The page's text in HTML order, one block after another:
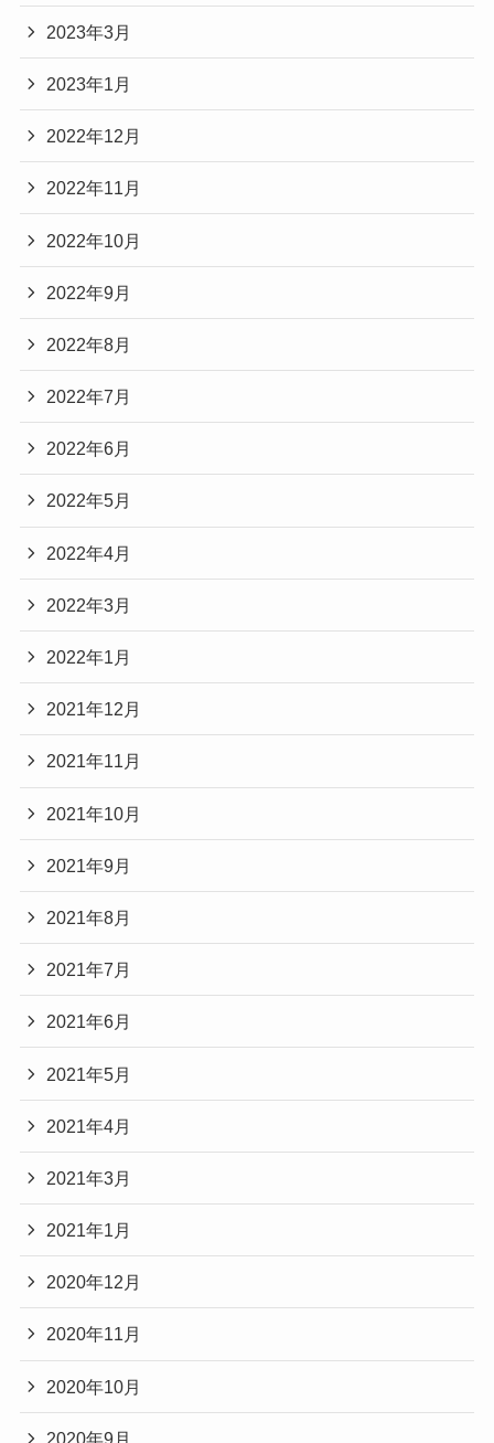
2023年3月
2023年1月
2022年12月
2022年11月
2022年10月
2022年9月
2022年8月
2022年7月
2022年6月
2022年5月
2022年4月
2022年3月
2022年1月
2021年12月
2021年11月
2021年10月
2021年9月
2021年8月
2021年7月
2021年6月
2021年5月
2021年4月
2021年3月
2021年1月
2020年12月
2020年11月
2020年10月
2020年9月